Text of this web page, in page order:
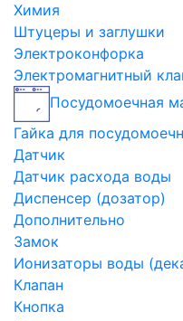
Химия
Штуцеры и заглушки
Электроконфорка
Электромагнитный
Посудомоечная
Гайка для
Датчик
Датчик расхода воды
Диспенсер (дозатор)
Дополнительно
Замок
Ионизаторы воды
Клапан
Кнопка